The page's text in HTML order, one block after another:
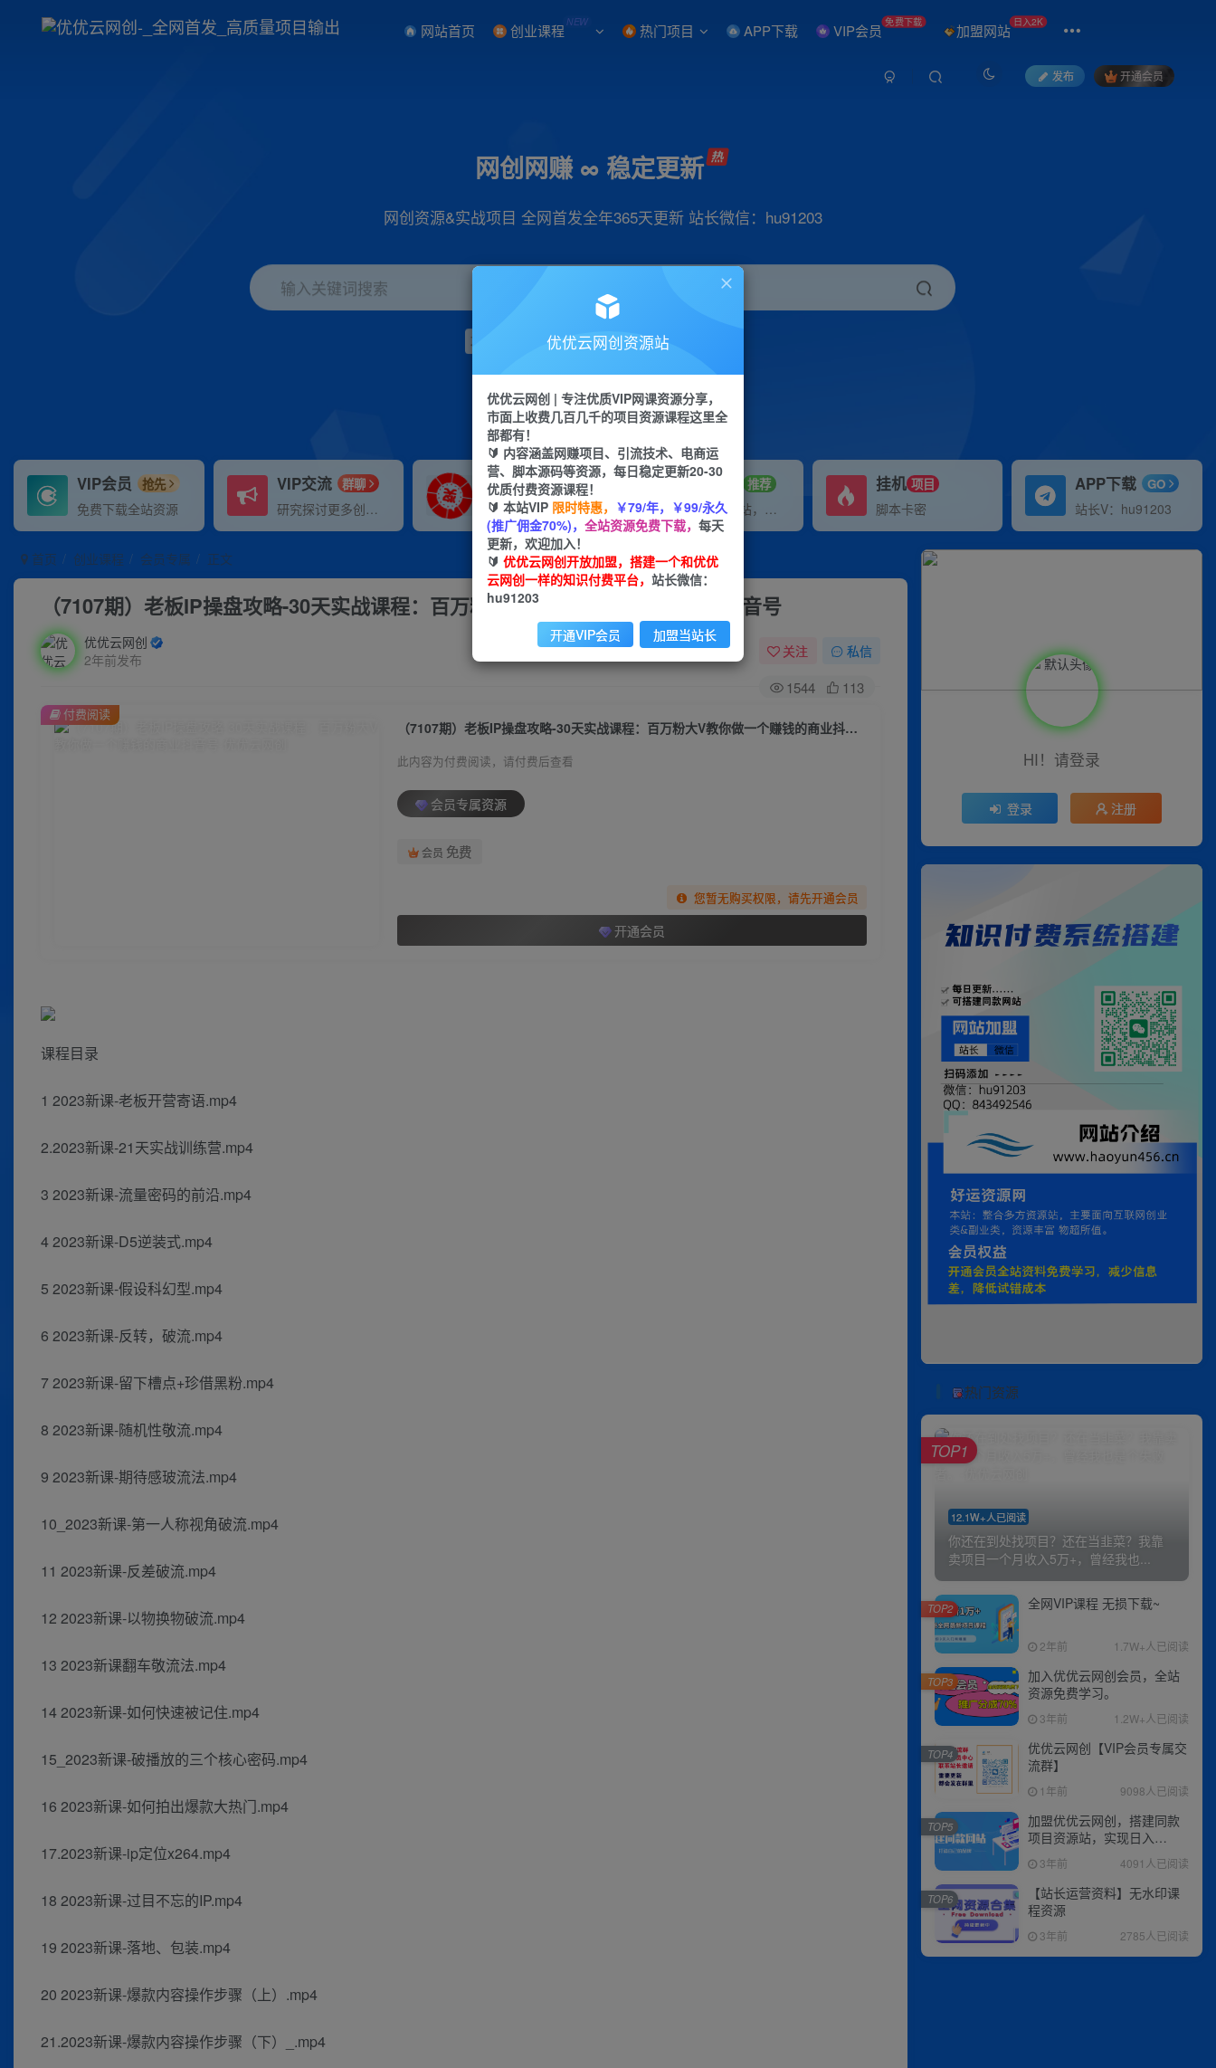
网站首页 创业课程 NEW 热门项目 APP下载 VIP会员 免费下载 加盟网站 日入2K
发布 开通会员
网创网赚 ∞ 稳定更新
网创资源&实战项目 全网首发全年365天更新 站长微信：hu91203
输入关键词搜索
项目 引流 小红书 短视频
VIP会员 抢先
免费下载全站资源
VIP交流 群聊
研究探讨更多创业项目路子。
VIP推广
70%分佣
会员专属推广链接
招募站长 推荐
搭建同款网站，自己当老板
挂机 项目
脚本卡密
APP下载 GO
站长V：hu91203
首页 创业课程 会员专属 正文
（7107期）老板IP操盘攻略-30天实战课程：百万粉大V教你做一个赚钱的商业抖音号
优优云网创
2年前发布
关注 私信
1544 113
（7107期）老板IP操盘攻略-30天实战课程：百万粉大V教你做一个赚钱的商业抖音号
此内容为付费阅读，请付费后查看
会员专属资源
会员 免费
您暂无购买权限，请先开通会员
开通会员
付费阅读
课程目录
1 2023新课-老板开营寄语.mp4
2.2023新课-21天实战训练营.mp4
3 2023新课-流量密码的前沿.mp4
4 2023新课-D5逆装式.mp4
5 2023新课-假设科幻型.mp4
6 2023新课-反转，破流.mp4
7 2023新课-留下槽点+珍借黑粉.mp4
8 2023新课-随机性敬流.mp4
9 2023新课-期待感玻流法.mp4
10_2023新课-第一人称视角破流.mp4
11 2023新课-反差破流.mp4
12 2023新课-以物换物破流.mp4
13 2023新课翻车敬流法.mp4
14 2023新课-如何快速被记住.mp4
15_2023新课-破播放的三个核心密码.mp4
16 2023新课-如何拍出爆款大热门.mp4
17.2023新课-ip定位x264.mp4
18 2023新课-过目不忘的IP.mp4
19 2023新课-落地、包装.mp4
20 2023新课-爆款内容操作步骤（上）.mp4
21.2023新课-爆款内容操作步骤（下）_.mp4
HI！请登录
登录 注册
热门资源
12.1W+人已阅读
你还在到处找项目？还在当韭菜？我靠
卖项目一个月收入5万+，曾经我也...
TOP1
全网VIP课程 无损下载~
2年前 1.7W+人已阅读
TOP2
加入优优云网创会员，全站
资源免费学习。
3年前 1.2W+人已阅读
TOP3
优优云网创【VIP会员专属交
流群】
1年前 9098人已阅读
TOP4
加盟优优云网创，搭建同款
项目资源站，实现日入
2000+
3年前 4091人已阅读
TOP5
【站长运营资料】无水印课
程资源
3年前 2785人已阅读
TOP6
优优云网创资源站
优优云网创 | 专注优质VIP网课资源分享，
市面上收费几百几千的项目资源课程这里全
部都有！
🔰 内容涵盖网赚项目、引流技术、电商运
营、脚本源码等资源，每日稳定更新20-30
优质付费资源课程！
🔰 本站VIP 限时特惠， ￥79/年，￥99/永久
(推广佣金70%)， 全站资源免费下载， 每天
更新，欢迎加入！
🔰 优优云网创开放加盟，搭建一个和优优
云网创一样的知识付费平台， 站长微信：
hu91203
开通VIP会员 加盟当站长